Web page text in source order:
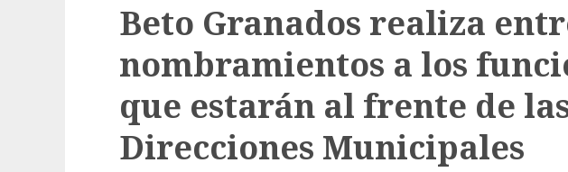
Beto Granados realiza
nombramientos a los
que estarán al frente de
Direcciones Municipales